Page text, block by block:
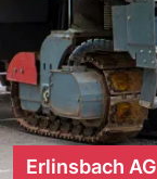
Erlinsbach AG